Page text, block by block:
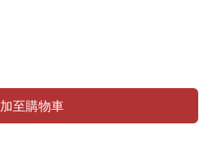
加至購物車